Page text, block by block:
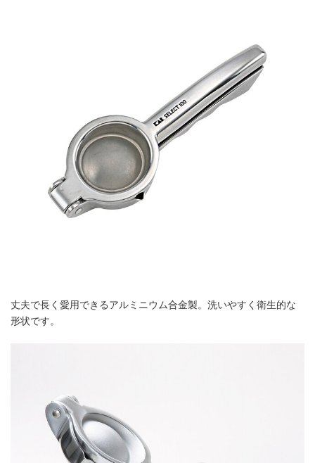
丈夫で長く愛用できるアルミニウム合金製。洗いやすく衛生的な
形状です。